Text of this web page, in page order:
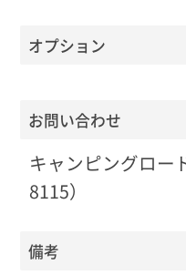
オプション
お問い合わせ
キャンピングロ
8115）
備考